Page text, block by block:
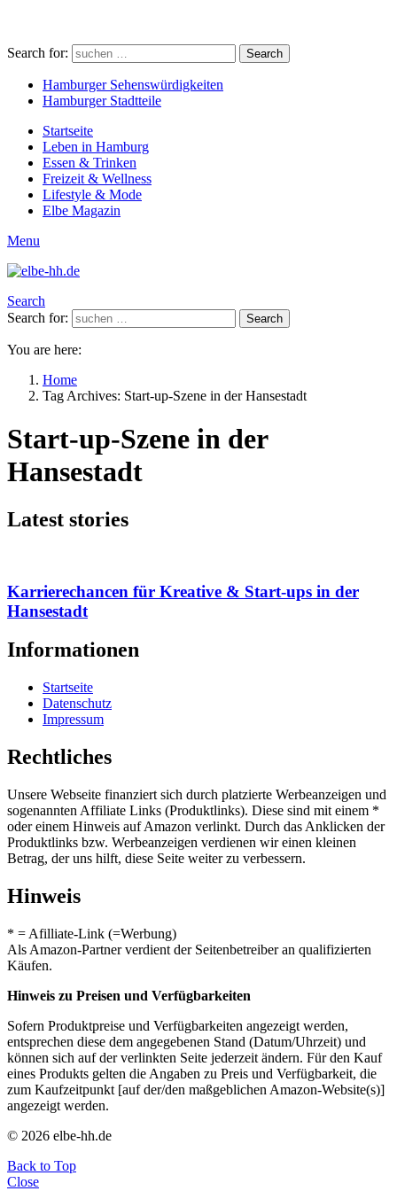
Search for: Search
Hamburger Sehenswürdigkeiten
Hamburger Stadtteile
Startseite
Leben in Hamburg
Essen & Trinken
Freizeit & Wellness
Lifestyle & Mode
Elbe Magazin
Menu
Search
Search for:
Search
You are here:
Home
Tag Archives: Start-up-Szene in der Hansestadt
Start-up-Szene in der
Hansestadt
Latest stories
Karrierechancen für Kreative & Start-ups in der
Hansestadt
Informationen
Startseite
Datenschutz
Impressum
Rechtliches
Unsere Webseite finanziert sich durch platzierte Werbeanzeigen und
sogenannten Affiliate Links (Produktlinks). Diese sind mit einem *
oder einem Hinweis auf Amazon verlinkt. Durch das Anklicken der
Produktlinks bzw. Werbeanzeigen verdienen wir einen kleinen
Betrag, der uns hilft, diese Seite weiter zu verbessern.
Hinweis
* = Afilliate-Link (=Werbung)
Als Amazon-Partner verdient der Seitenbetreiber an qualifizierten
Käufen.
Hinweis zu Preisen und Verfügbarkeiten
Sofern Produktpreise und Verfügbarkeiten angezeigt werden,
entsprechen diese dem angegebenen Stand (Datum/Uhrzeit) und
können sich auf der verlinkten Seite jederzeit ändern. Für den Kauf
eines Produkts gelten die Angaben zu Preis und Verfügbarkeit, die
zum Kaufzeitpunkt [auf der/den maßgeblichen Amazon-Website(s)]
angezeigt werden.
© 2026 elbe-hh.de
Back to Top
Close